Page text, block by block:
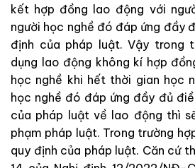
kết hợp đồng lao động với
người học nghề đó đáp ứng đầy
định của pháp luật. Vậy trong
dụng lao động không kí hợp
học nghề khi hết thời gian học
học nghề đó đáp ứng đầy đủ
của pháp luật về lao động thì
phạm pháp luật. Trong trường
quy định của pháp luật. Căn cứ